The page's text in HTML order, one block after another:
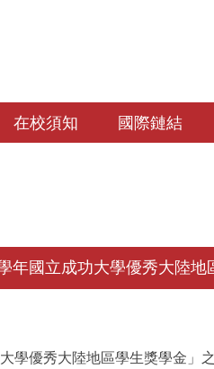
在校須知 國際鏈結
年國立成功大學優秀大陸
學優秀大陸地區學生獎學金」之